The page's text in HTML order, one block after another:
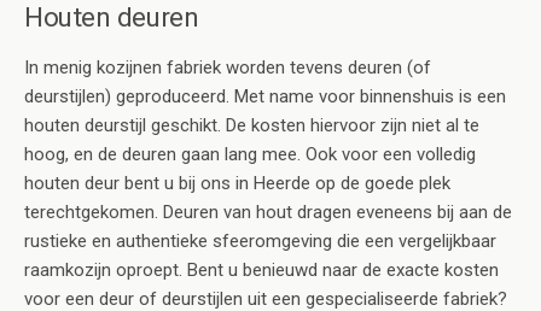
Houten deuren
In menig kozijnen fabriek worden tevens deuren (of
deurstijlen) geproduceerd. Met name voor binnenshuis is een
houten deurstijl geschikt. De kosten hiervoor zijn niet al te
hoog, en de deuren gaan lang mee. Ook voor een volledig
houten deur bent u bij ons in Heerde op de goede plek
terechtgekomen. Deuren van hout dragen eveneens bij aan de
rustieke en authentieke sfeeromgeving die een vergelijkbaar
raamkozijn oproept. Bent u benieuwd naar de exacte kosten
voor een deur of deurstijlen uit een gespecialiseerde fabriek?